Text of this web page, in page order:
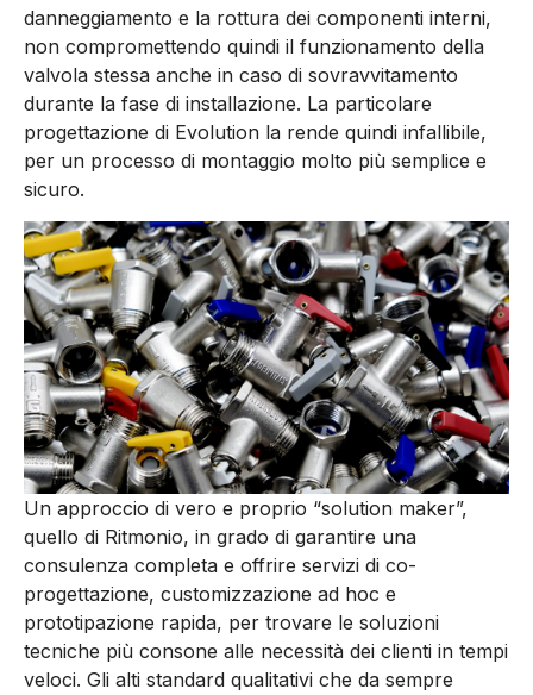
danneggiamento e la rottura dei componenti interni,
non compromettendo quindi il funzionamento della
valvola stessa anche in caso di sovravvitamento
durante la fase di installazione. La particolare
progettazione di Evolution la rende quindi infallibile,
per un processo di montaggio molto più semplice e
sicuro.
Un approccio di vero e proprio “solution maker”,
quello di Ritmonio, in grado di garantire una
consulenza completa e offrire servizi di co-
progettazione, customizzazione ad hoc e
prototipazione rapida, per trovare le soluzioni
tecniche più consone alle necessità dei clienti in tempi
veloci. Gli alti standard qualitativi che da sempre